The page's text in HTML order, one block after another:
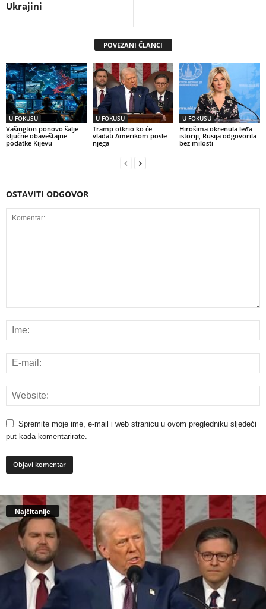
Ukrajini
POVEZANI ČLANCI
U FOKUSU
Vašington ponovo šalje
ključne obaveštajne
podatke Kijevu
U FOKUSU
Tramp otkrio ko će
vladati Amerikom posle
njega
U FOKUSU
Hirošima okrenula leđa
istoriji, Rusija odgovorila
bez milosti
OSTAVITI ODGOVOR
Spremite moje ime, e-mail i web stranicu u ovom pregledniku sljedeći
put kada komentarirate.
Najčitanije